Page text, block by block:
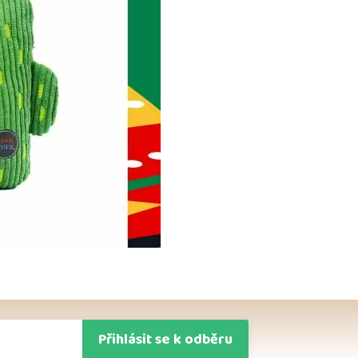
Přihlásit se k odběru